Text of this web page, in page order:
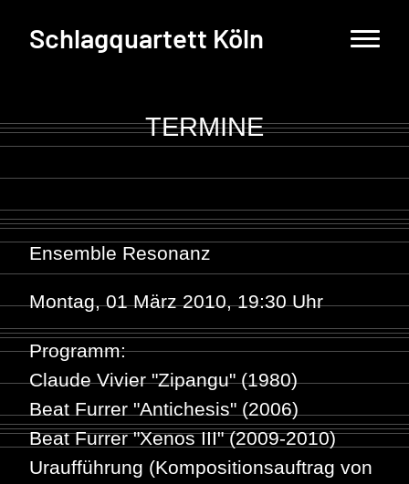
Schlagquartett Köln
TERMINE
Ensemble Resonanz
Montag, 01 März 2010, 19:30 Uhr
Programm:
Claude Vivier"Zipangu" (1980)
Beat Furrer "Antichesis" (2006)
Beat Furrer"Xenos III" (2009-2010)
Uraufführung (Kompositionsauftrag von